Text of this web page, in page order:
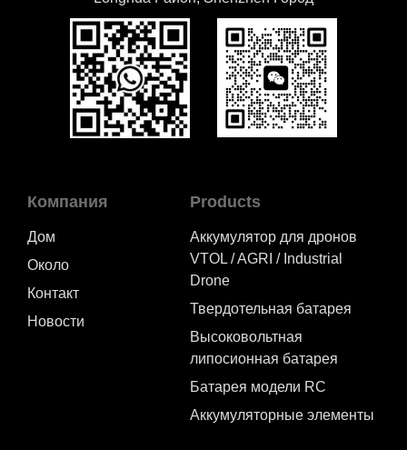
Компания
Дом
Около
Контакт
Новости
Products
Аккумулятор для дронов
VTOL / AGRI / Industrial
Drone
Твердотельная батарея
Высоковольтная
липосионная батарея
Батарея модели RC
Аккумуляторные элементы